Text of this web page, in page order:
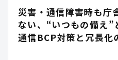
災害・通信障害時も庁
ない、“いつもの備え”
通信BCP対策と冗長化